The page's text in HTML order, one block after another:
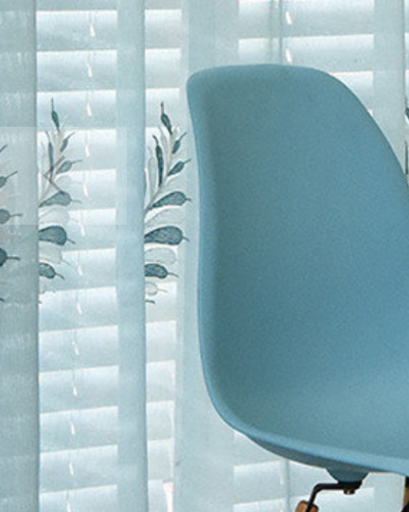
カーテン> 機能別>
カーテン> デザインテ
カーテン> デザインテ
カーテン> デザインテ
カーテン> デザインテ
カーテン>
カーテン> 柄>
カーテン> カラー>ア